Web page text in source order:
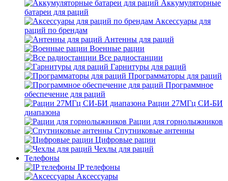
Аккумуляторные
батареи для раций
Аксессуары для
раций по брендам
Антенны для раций
Военные рации
Все радиостанции
Гарнитуры для раций
Программаторы для раций
Программное
обеспечение для раций
Рации 27МГц СИ-БИ
диапазона
Рации для горнолыжников
Спутниковые антенны
Цифровые рации
Чехлы для раций
Телефоны
IP телефоны
Аксессуары